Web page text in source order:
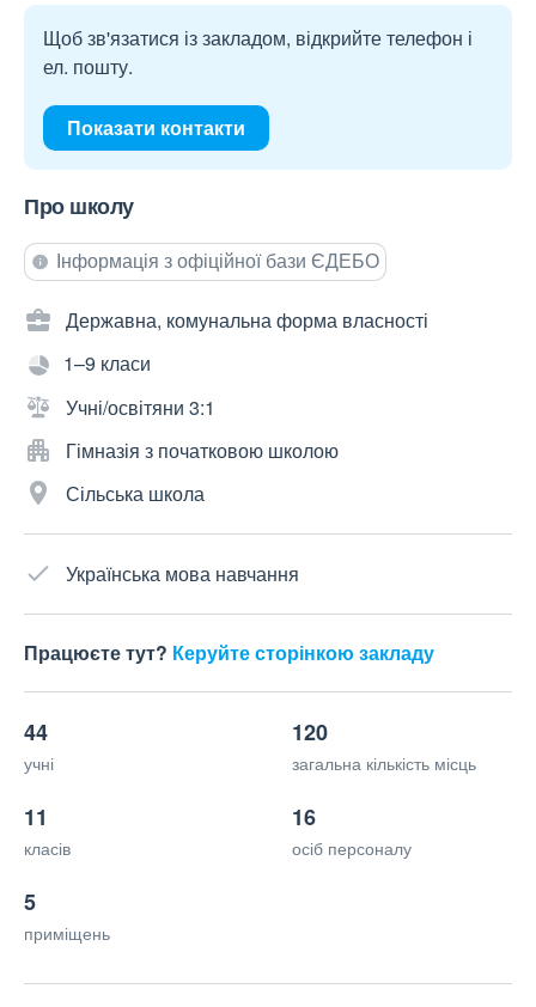
Щоб зв'язатися із закладом, відкрийте телефон і
ел. пошту.
Показати контакти
Про школу
Інформація з офіційної бази ЄДЕБО
Державна, комунальна форма власності
1–9 класи
Учні/освітяни 3:1
Гімназія з початковою школою
Сільська школа
Українська мова навчання
Працюєте тут? Керуйте сторінкою закладу
44
учні
120
загальна кількість місць
11
класів
16
осіб персоналу
5
приміщень